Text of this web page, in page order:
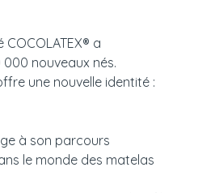
a
nouveaux nés.
une nouvelle identité :
à son parcours
le monde des matelas